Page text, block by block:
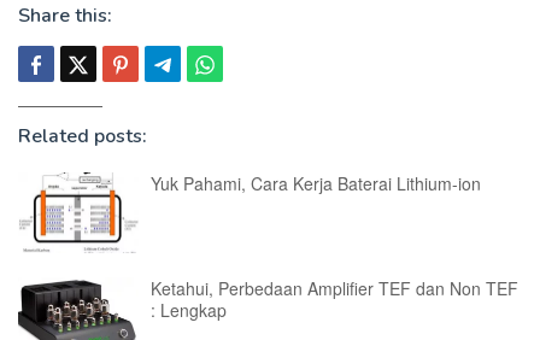
Share this:
Related posts:
Yuk Pahami, Cara Kerja Baterai Lithium-ion
Ketahui, Perbedaan Amplifier TEF dan Non TEF
: Lengkap